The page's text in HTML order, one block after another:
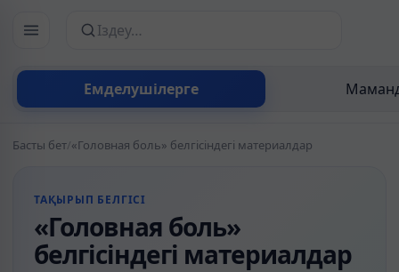
Емделушілерге
Сайттан іздеу
Басты бет/«Головная боль» белгісіндегі материалдар
ТАҚЫРЫП БЕЛГІСІ
«Головная боль»
белгісіндегі материалдар